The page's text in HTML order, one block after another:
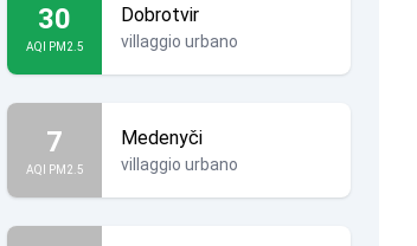
30
AQI PM2.5
Dobrotvir
villaggio urbano
7
AQI PM2.5
Medenyči
villaggio urbano